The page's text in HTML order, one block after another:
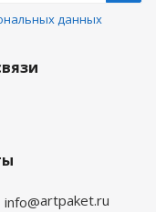
данных
info@artpaket.ru